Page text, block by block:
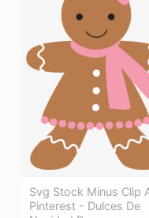
Svg Stock Minus Clip
Pinterest - Dulces De